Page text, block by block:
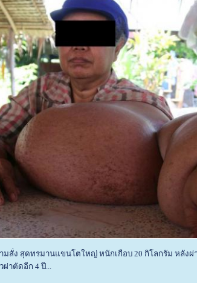
สั่ง สุดทรมานแขนโตใหญ่ หนักเกือบ 20 กิโลกรัม หลังผ่
าตัดอีก 4 ปี...